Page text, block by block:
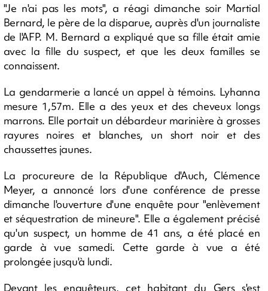
"Je n'ai pas les mots", a réagi dimanche soir Martial
Bernard, le père de la disparue, auprès d'un journaliste
de l'AFP. M. Bernard a expliqué que sa fille était amie
avec la fille du suspect, et que les deux familles se
connaissent.
La gendarmerie a lancé un appel à témoins. Lyhanna
mesure 1,57m. Elle a des yeux et des cheveux longs
marrons. Elle portait un débardeur marinière à grosses
rayures noires et blanches, un short noir et des
chaussettes jaunes.
La procureure de la République d'Auch, Clémence
Meyer, a annoncé lors d'une conférence de presse
dimanche l'ouverture d'une enquête pour "enlèvement
et séquestration de mineure". Elle a également précisé
qu'un suspect, un homme de 41 ans, a été placé en
garde à vue samedi. Cette garde à vue a été
prolongée jusqu'à lundi.
Devant les enquêteurs, cet habitant du Gers s'est